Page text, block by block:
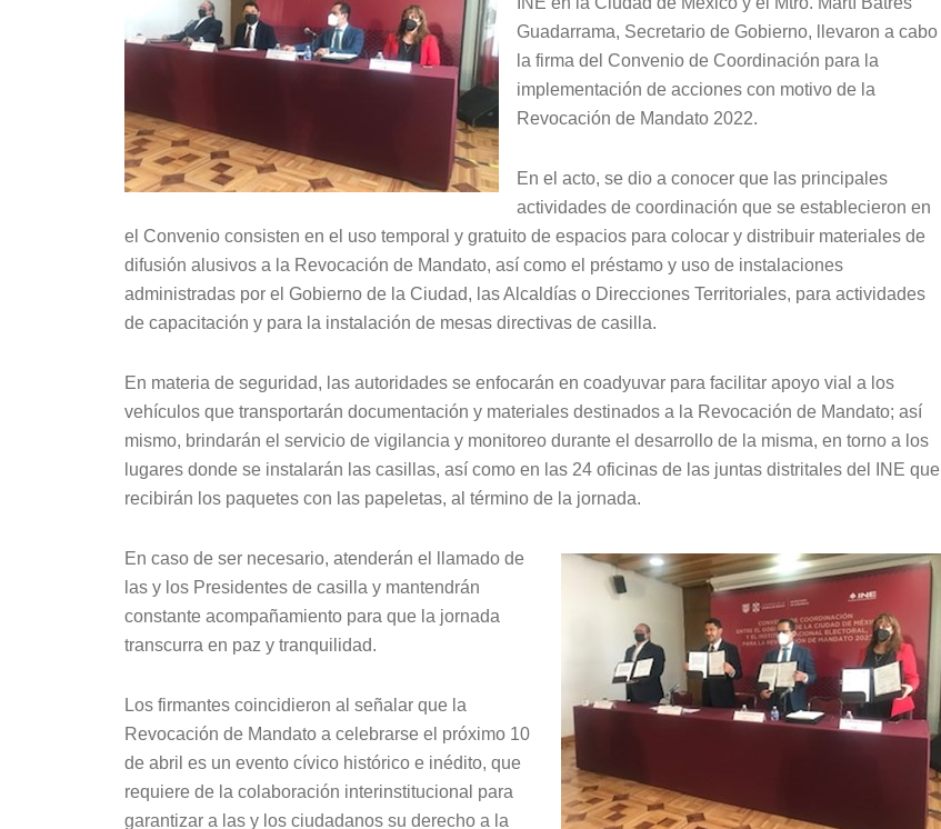
Guadarrama, Secretario de Gobierno, llevaron a cabo
la firma del Convenio de Coordinación para la
implementación de acciones con motivo de la
Revocación de Mandato 2022.
En el acto, se dio a conocer que las principales
actividades de coordinación que se establecieron en
el Convenio consisten en el uso temporal y gratuito de espacios para colocar y distribuir materiales de
difusión alusivos a la Revocación de Mandato, así como el préstamo y uso de instalaciones
administradas por el Gobierno de la Ciudad, las Alcaldías o Direcciones Territoriales, para actividades
de capacitación y para la instalación de mesas directivas de casilla.
En materia de seguridad, las autoridades se enfocarán en coadyuvar para facilitar apoyo vial a los
vehículos que transportarán documentación y materiales destinados a la Revocación de Mandato; así
mismo, brindarán el servicio de vigilancia y monitoreo durante el desarrollo de la misma, en torno a los
lugares donde se instalarán las casillas, así como en las 24 oficinas de las juntas distritales del INE que
recibirán los paquetes con las papeletas, al término de la jornada.
En caso de ser necesario, atenderán el llamado de
las y los Presidentes de casilla y mantendrán
constante acompañamiento para que la jornada
transcurra en paz y tranquilidad.
Los firmantes coincidieron al señalar que la
Revocación de Mandato a celebrarse el próximo 10
de abril es un evento cívico histórico e inédito, que
requiere de la colaboración interinstitucional para
garantizar a las y los ciudadanos su derecho a la